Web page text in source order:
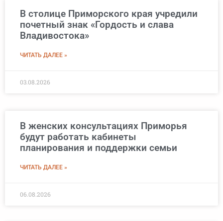
В столице Приморского края учредили
почетный знак «Гордость и слава
Владивостока»
ЧИТАТЬ ДАЛЕЕ »
03.08.2026
В женских консультациях Приморья
будут работать кабинеты
планирования и поддержки семьи
ЧИТАТЬ ДАЛЕЕ »
06.08.2026